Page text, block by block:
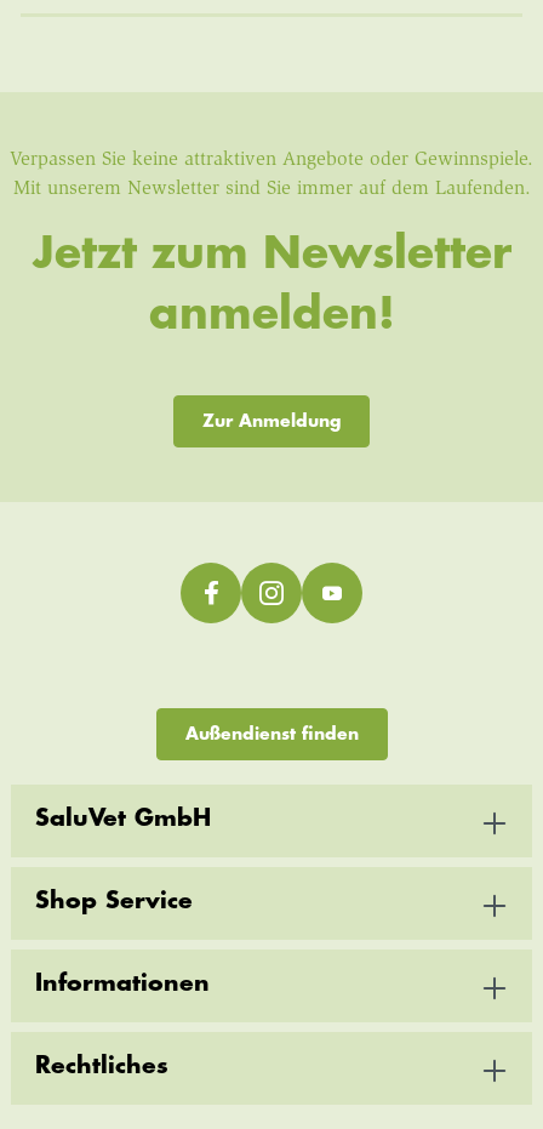
Verpassen Sie keine attraktiven Angebote oder Gewinnspiele.
Mit unserem Newsletter sind Sie immer auf dem Laufenden.
Jetzt zum Newsletter
anmelden!
Zur Anmeldung
Außendienst finden
SaluVet GmbH
Shop Service
Informationen
Rechtliches